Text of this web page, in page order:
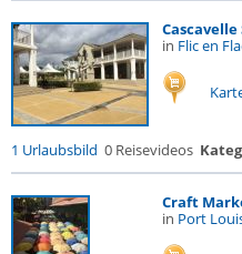
in Flic en
1 Urlaubsbild 0 Reisevideos
Craft
in Port